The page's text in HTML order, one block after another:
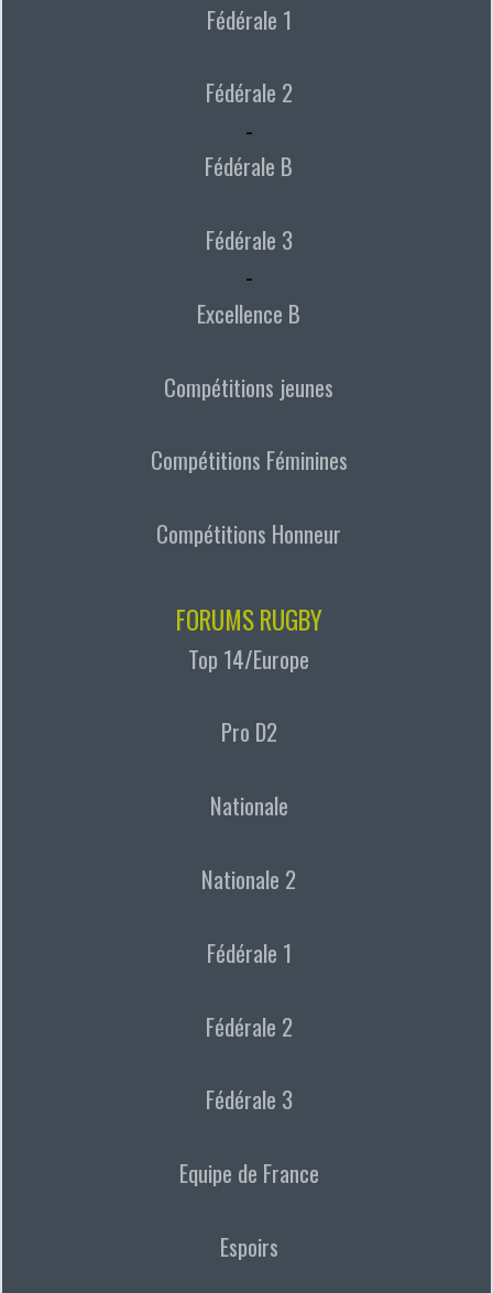
Fédérale 1
Fédérale 2
-
Fédérale B
Fédérale 3
-
Excellence B
Compétitions jeunes
Compétitions Féminines
Compétitions Honneur
FORUMS RUGBY
Top 14/Europe
Pro D2
Nationale
Nationale 2
Fédérale 1
Fédérale 2
Fédérale 3
Equipe de France
Espoirs